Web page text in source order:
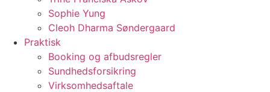
Sophie Yung
Cleoh Dharma Søndergaard
Praktisk
Booking og afbudsregler
Sundhedsforsikring
Virksomhedsaftale